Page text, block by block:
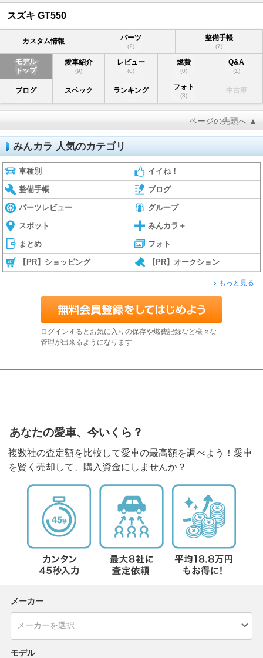
スズキ GT550
カスタム情報 パーツ
(2)
整備手帳
(7)
モデル
トップ
愛車紹介
(9)
レビュー
(0)
燃費
(0)
Q&A
(1)
ブログ スペック ランキング フォト
(8)
中古車
ページの先頭へ ▲
みんカラ 人気のカテゴリ
車種別 イイね！
整備手帳 ブログ
パーツレビュー グループ
スポット みんカラ＋
まとめ フォト
【PR】ショッピング 【PR】オークション
もっと見る
ログインするとお気に入りの保存や燃費記録など様々な
管理が出来るようになります
あなたの愛車、今いくら？
複数社の査定額を比較して愛車の最高額を調べよう！愛車
を賢く売却して、購入資金にしませんか？
メーカー
モデル